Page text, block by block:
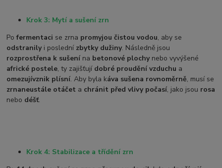
Krok 3: Mytí a sušení zrn
Pofermentaci se zrna promyjou čistou vodou, aby se
odstranilyi poslední zbytky dužiny. Následně jsou
rozprostřena k sušení na betonové plochynebo vyvýšené
africké postele, ty zajišťují dobré proudění vzduchu a
omezujívznik plísní. Aby byla káva sušena rovnoměrně, musí se
zrnaneustále otáčet a chránit před vlivy počasí, jako jsou rosa
nebo déšť.
Krok 4: Stabilizace a třídění zrn